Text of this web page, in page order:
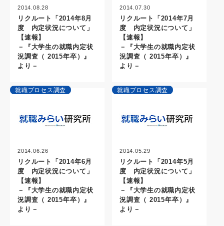
2014.08.28
リクルート「2014年8月
度 内定状況について」
【速報】
－『大学生の就職内定状
況調査（ 2015年卒）』
より－
2014.07.30
リクルート「2014年7月
度 内定状況について」
【速報】
－『大学生の就職内定状
況調査（ 2015年卒）』
より－
就職プロセス調査
2014.06.26
リクルート「2014年6月
度 内定状況について」
【速報】
－『大学生の就職内定状
況調査（ 2015年卒）』
より－
就職プロセス調査
2014.05.29
リクルート「2014年5月
度 内定状況について」
【速報】
－『大学生の就職内定状
況調査（ 2015年卒）』
より－